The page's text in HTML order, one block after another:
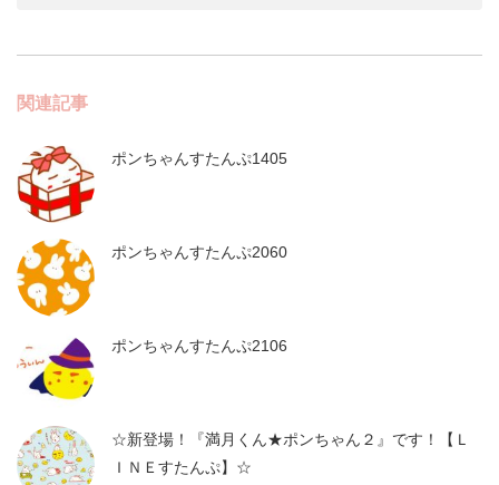
関連記事
ポンちゃんすたんぷ1405
ポンちゃんすたんぷ2060
ポンちゃんすたんぷ2106
☆新登場！『満月くん★ポンちゃん２』です！【Ｌ
ＩＮＥすたんぷ】☆